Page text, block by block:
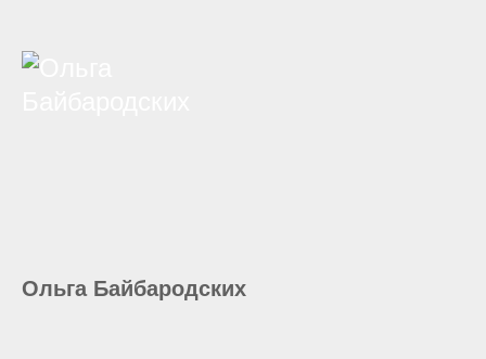
Ольга Байбародских